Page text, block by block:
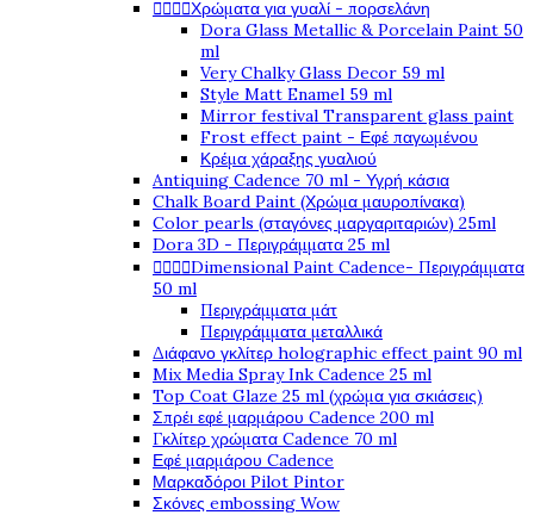
Χρώματα για γυαλί - πορσελάνη
Dora Glass Metallic & Porcelain Paint 50
ml
Very Chalky Glass Decor 59 ml
Style Matt Enamel 59 ml
Mirror festival Transparent glass paint
Frost effect paint - Εφέ παγωμένου
Κρέμα χάραξης γυαλιού
Antiquing Cadence 70 ml - Υγρή κάσια
Chalk Board Paint (Χρώμα μαυροπίνακα)
Color pearls (σταγόνες μαργαριταριών) 25ml
Dora 3D - Περιγράμματα 25 ml
Dimensional Paint Cadence- Περιγράμματα
50 ml
Περιγράμματα μάτ
Περιγράμματα μεταλλικά
Διάφανο γκλίτερ holographic effect paint 90 ml
Mix Media Spray Ink Cadence 25 ml
Top Coat Glaze 25 ml (χρώμα για σκιάσεις)
Σπρέι εφέ μαρμάρου Cadence 200 ml
Γκλίτερ χρώματα Cadence 70 ml
Εφέ μαρμάρου Cadence
Μαρκαδόροι Pilot Pintor
Σκόνες embossing Wow